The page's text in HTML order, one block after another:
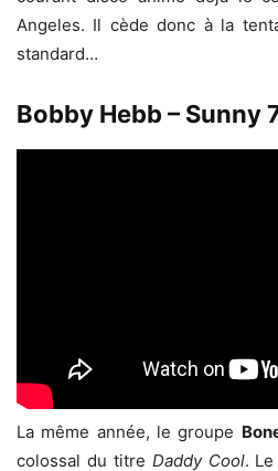
Angeles. Il cède donc à la
standard…
Bobby Hebb – Sunny
La même année, le groupe
colossal du titre Daddy Cool.